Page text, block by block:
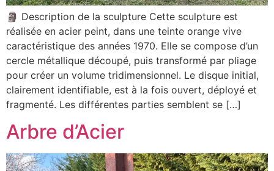
🗿 Description de la sculpture Cette sculpture est
réalisée en acier peint, dans une teinte orange vive
caractéristique des années 1970. Elle se compose d’un
cercle métallique découpé, puis transformé par pliage
pour créer un volume tridimensionnel. Le disque initial,
clairement identifiable, est à la fois ouvert, déployé et
fragmenté. Les différentes parties semblent se […]
Arbre d’Acier